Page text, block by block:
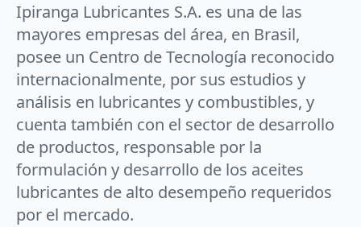
Ipiranga Lubricantes S.A. es una de las
mayores empresas del área, en Brasil,
posee un Centro de Tecnología reconocido
internacionalmente, por sus estudios y
análisis en lubricantes y combustibles, y
cuenta también con el sector de desarrollo
de productos, responsable por la
formulación y desarrollo de los aceites
lubricantes de alto desempeño requeridos
por el mercado.